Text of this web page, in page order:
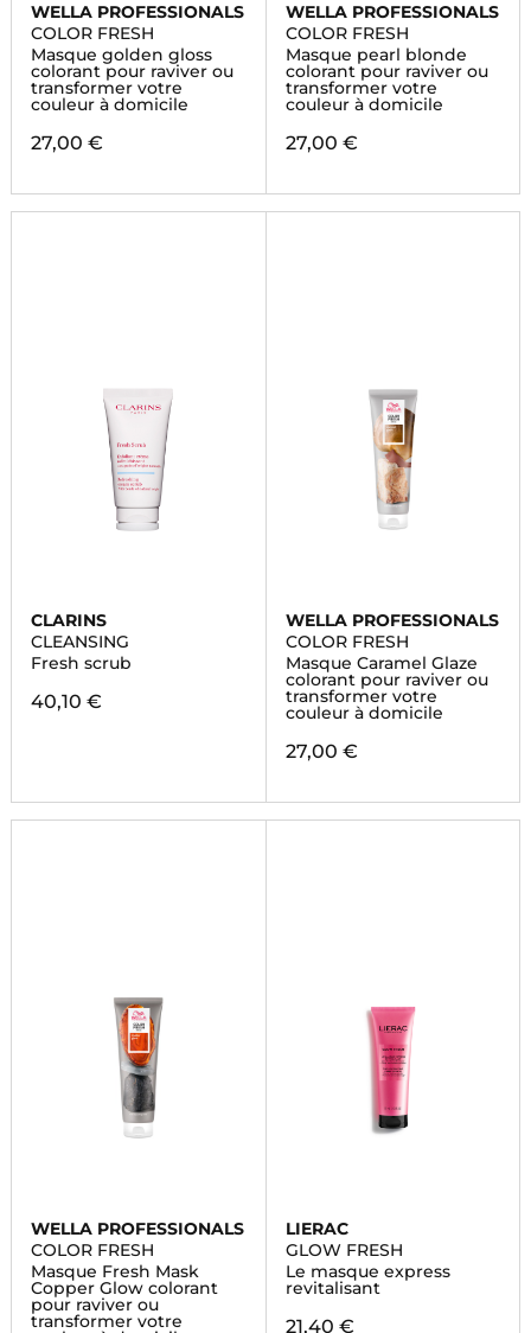
WELLA PROFESSIONALS
COLOR FRESH
Masque golden gloss
colorant pour raviver ou
transformer votre
couleur à domicile
27,00 €
WELLA PROFESSIONALS
COLOR FRESH
Masque pearl blonde
colorant pour raviver ou
transformer votre
couleur à domicile
27,00 €
CLARINS
CLEANSING
Fresh scrub
40,10 €
WELLA PROFESSIONALS
COLOR FRESH
Masque Caramel Glaze
colorant pour raviver ou
transformer votre
couleur à domicile
27,00 €
WELLA PROFESSIONALS
COLOR FRESH
Masque Fresh Mask
Copper Glow colorant
pour raviver ou
transformer votre
LIERAC
GLOW FRESH
Le masque express
revitalisant
21,40 €